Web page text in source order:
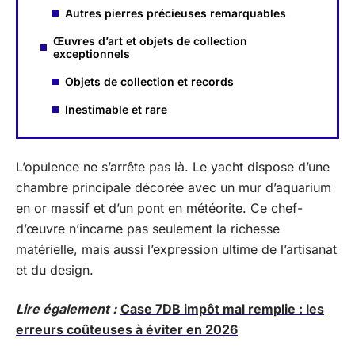
Autres pierres précieuses remarquables
Œuvres d’art et objets de collection
exceptionnels
Objets de collection et records
Inestimable et rare
L’opulence ne s’arrête pas là. Le yacht dispose d’une
chambre principale décorée avec un mur d’aquarium
en or massif et d’un pont en météorite. Ce chef-
d’œuvre n’incarne pas seulement la richesse
matérielle, mais aussi l’expression ultime de l’artisanat
et du design.
Lire également : Case 7DB impôt mal remplie : les
erreurs coûteuses à éviter en 2026